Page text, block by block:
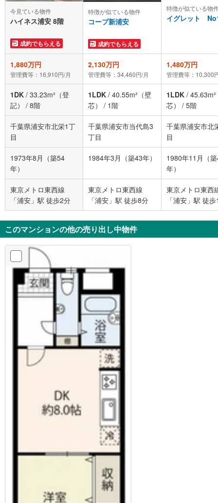
今見ている物件
ハイネス浦安 8階
成約でもらえる
特徴が似ている物件
コープ新浦安
成約でもらえる
特徴が似ている物
イグレット
1,880万円
管理費等：16,910円/月
2,130万円
管理費等：34,460円/月
1,480万円
管理費等：10,300
1DK / 33.23m²（登
記）
/ 8階
1LDK / 40.55m²（壁
芯）
/ 1階
1LDK /
芯）
/ 5階
千葉県浦安市北栄1丁
目
千葉県浦安市当代島3
丁目
千葉県浦安市北
目
1973年8月（築54
年）
1984年3月（築43年）
1980年11月（
年）
東京メトロ東西線
「浦安」駅 徒歩2分
東京メトロ東西線
「浦安」駅 徒歩8分
東京メトロ東西
「浦安」駅 徒
このマンションの他の売り出し中物件